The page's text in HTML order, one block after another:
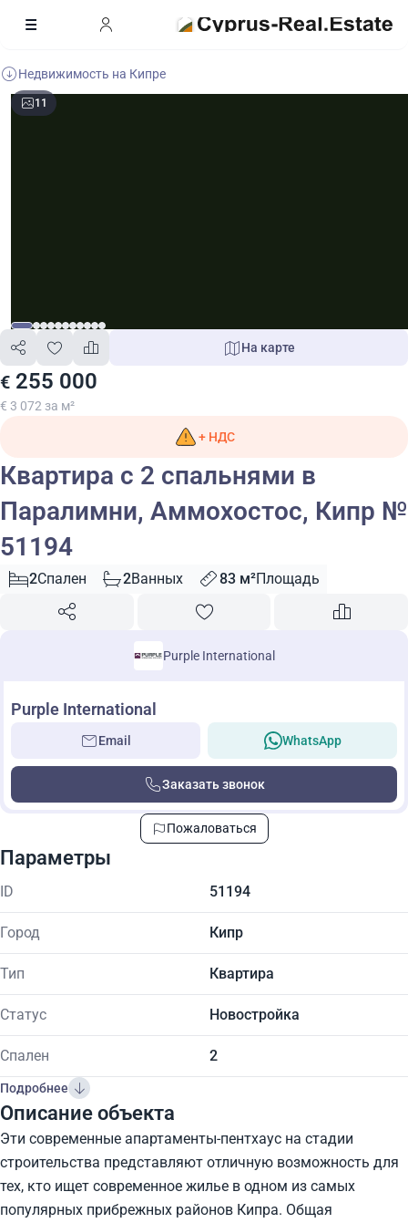
Недвижимость на Кипре
11
€ 255 000
€ 3 072 за м²
На карте
+ НДС
Квартира с 2 спальнями в
Паралимни, Аммохостос, Кипр №
51194
2Спален 2Ванных 83 м²Площадь
Purple International
Purple International
Email WhatsApp
Заказать звонок
Пожаловаться
Параметры
ID 51194
Город Кипр
Тип Квартира
Статус Новостройка
Спален 2
Подробнее
Описание объекта
Эти современные апартаменты-пентхаус на стадии
строительства представляют отличную возможность для
тех, кто ищет современное жилье в одном из самых
популярных прибрежных районов Кипра. Общая